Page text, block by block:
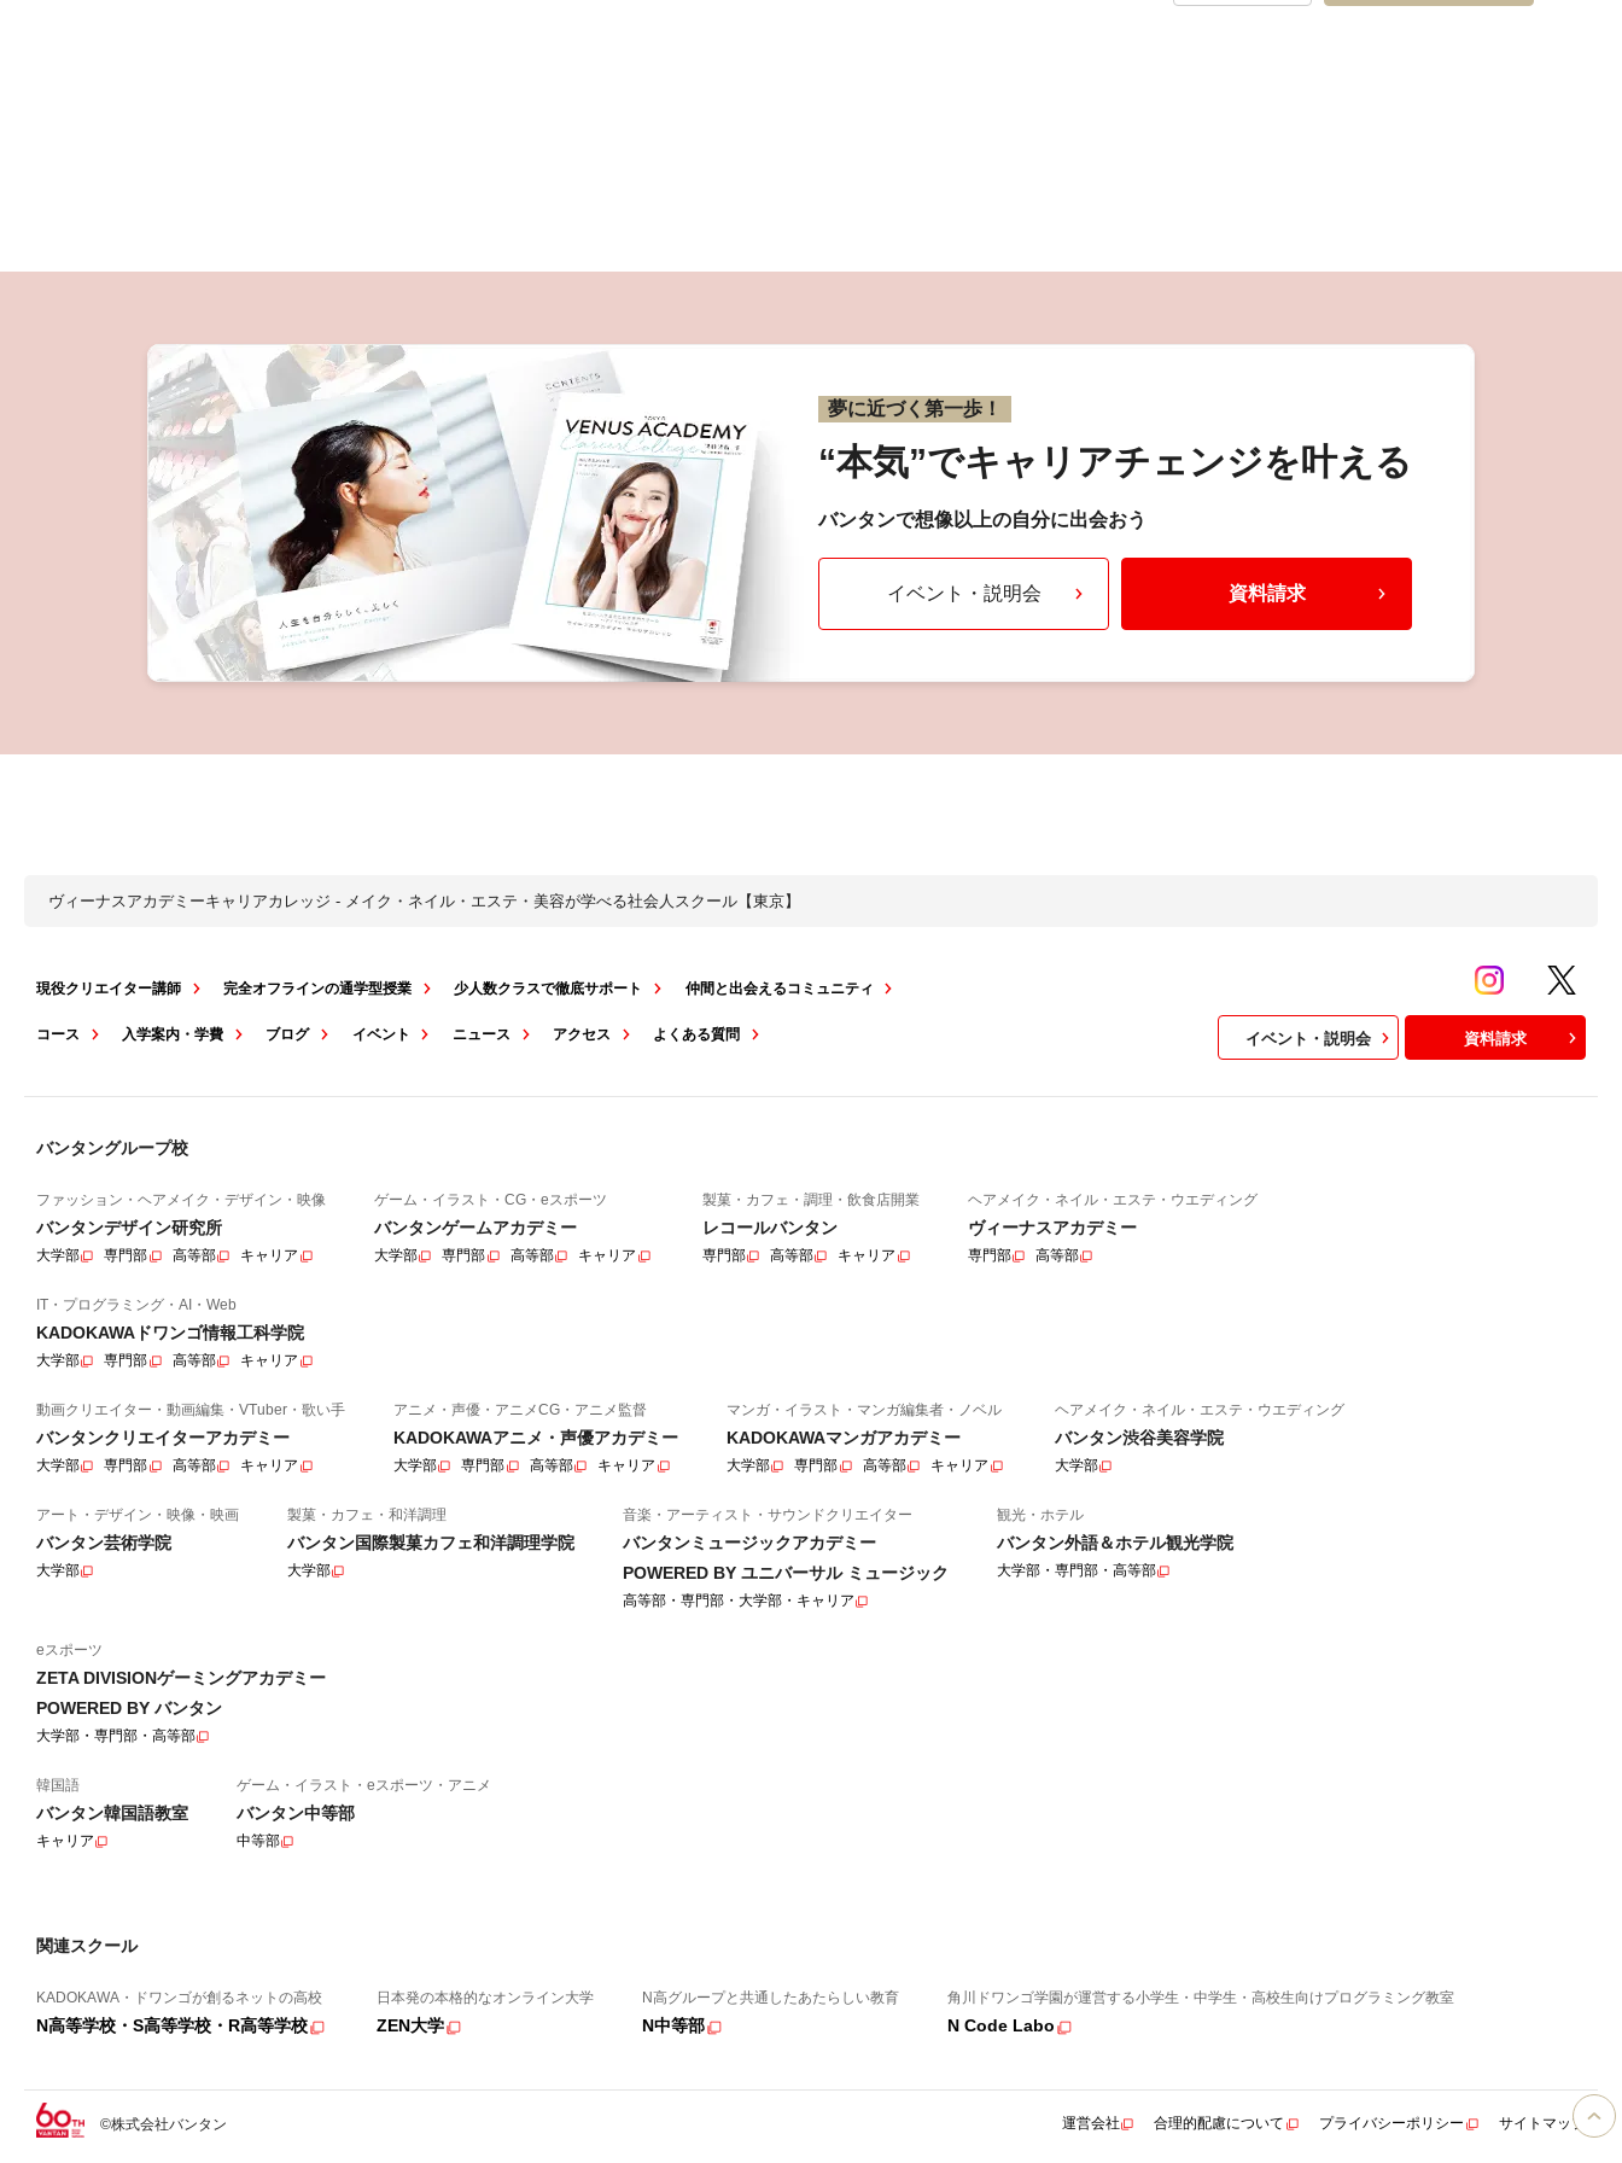
夢に近づく第一歩！
“本気”でキャリアチェンジを叶える
バンタンで想像以上の自分に出会おう
イベント・説明会 資料請求
ヴィーナスアカデミーキャリアカレッジ - メイク・ネイル・エステ・美容が学べる社会人スクール【東京】
現役クリエイター講師 完全オフラインの通学型授業 少人数クラスで徹底サポート 仲間と出会えるコミュニティ
コース 入学案内・学費 ブログ イベント ニュース アクセス よくある質問 イベント・説明会 資料請求
バンタングループ校
ファッション・ヘアメイク・デザイン・映像
バンタンデザイン研究所
大学部 専門部 高等部 キャリア
ゲーム・イラスト・CG・eスポーツ
バンタンゲームアカデミー
大学部 専門部 高等部 キャリア
製菓・カフェ・調理・飲食店開業
レコールバンタン
専門部 高等部 キャリア
ヘアメイク・ネイル・エステ・ウエディング
ヴィーナスアカデミー
専門部 高等部
IT・プログラミング・AI・Web
KADOKAWAドワンゴ情報工科学院
大学部 専門部 高等部 キャリア
動画クリエイター・動画編集・VTuber・歌い手
バンタンクリエイターアカデミー
大学部 専門部 高等部 キャリア
アニメ・声優・アニメCG・アニメ監督
KADOKAWAアニメ・声優アカデミー
大学部 専門部 高等部 キャリア
マンガ・イラスト・マンガ編集者・ノベル
KADOKAWAマンガアカデミー
大学部 専門部 高等部 キャリア
ヘアメイク・ネイル・エステ・ウエディング
バンタン渋谷美容学院
大学部
アート・デザイン・映像・映画
バンタン芸術学院
大学部
製菓・カフェ・和洋調理
バンタン国際製菓カフェ和洋調理学院
大学部
音楽・アーティスト・サウンドクリエイター
バンタンミュージックアカデミー
POWERED BY ユニバーサル ミュージック
高等部・専門部・大学部・キャリア
観光・ホテル
バンタン外語＆ホテル観光学院
大学部・専門部・高等部
eスポーツ
ZETA DIVISIONゲーミングアカデミー
POWERED BY バンタン
大学部・専門部・高等部
韓国語
バンタン韓国語教室
キャリア
ゲーム・イラスト・eスポーツ・アニメ
バンタン中等部
中等部
関連スクール
KADOKAWA・ドワンゴが創るネットの高校
N高等学校・S高等学校・R高等学校
日本発の本格的なオンライン大学
ZEN大学
N高グループと共通したあたらしい教育
N中等部
角川ドワンゴ学園が運営する小学生・中学生・高校生向けプログラミング教室
N Code Labo
運営会社 合理的配慮について プライバシーポリシー サイトマップ
©株式会社バンタン